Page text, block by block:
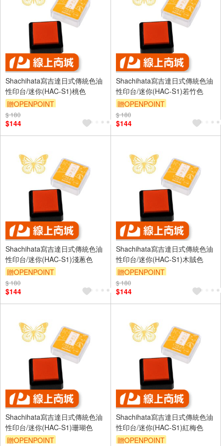
Shachihata寫吉達日式傳統色油
性印台/迷你(HAC-S1)桃色
贈OPENPOINT
$ 180
$144
Shachihata寫吉達日式傳統色油
性印台/迷你(HAC-S1)若竹色
贈OPENPOINT
$ 180
$144
Shachihata寫吉達日式傳統色油
性印台/迷你(HAC-S1)淺蔥色
贈OPENPOINT
$ 180
$144
Shachihata寫吉達日式傳統色油
性印台/迷你(HAC-S1)木賊色
贈OPENPOINT
$ 180
$144
Shachihata寫吉達日式傳統色油
性印台/迷你(HAC-S1)珊瑚色
贈OPENPOINT
Shachihata寫吉達日式傳統色油
性印台/迷你(HAC-S1)紅梅色
贈OPENPOINT